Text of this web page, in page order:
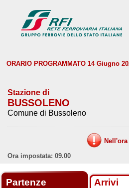
ORARIO PROGRAMMATO 14 Giugno
Stazione di
BUSSOLENO
Comune di Bussoleno
Ora impostata: 09.00
Partenze Arrivi